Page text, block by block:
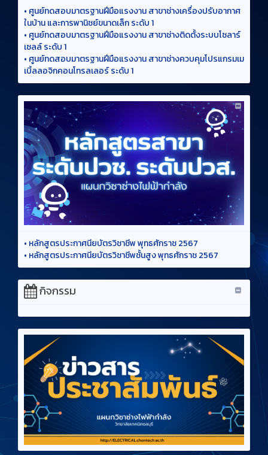
• ศูนย์ทดสอบมาตรฐานฝีมือแรงงาน สาขาช่างเครื่องปรับอากาศ
ในบ้าน และการพานิชย์ขนาดเล็ก ระดับ 1
• ศูนย์ทดสอบมาตรฐานฝีมือแรงงาน สาขาช่างติดตั้งระบบโซลาร์
เซลล์ ระดับ 1
• ศูนย์ทดสอบมาตรฐานฝีมือแรงงาน สาขาช่างควบคุมโปรแกรมเม
เบิ้ลลอจิกคอนโทรลเลอร์ ระดับ 1
• หลักสูตรประกาศนียบัตรวิชาชีพ พุทธศักราช 2567
• หลักสูตรประกาศนียบัตรวิชาชีพชั้นสูง พุทธศักราช 2567
กิจกรรม